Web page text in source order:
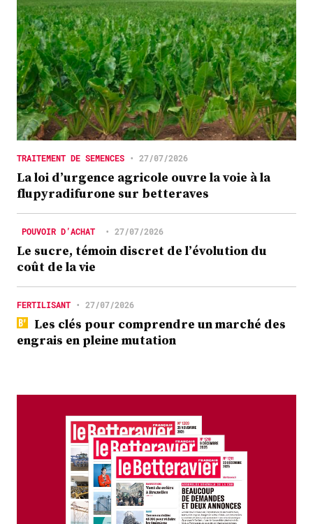
TRAITEMENT DE SEMENCES • 27/07/2026
La loi d’urgence agricole ouvre la voie à la
flupyradifurone sur betteraves
POUVOIR D’ACHAT • 27/07/2026
Le sucre, témoin discret de l’évolution du
coût de la vie
FERTILISANT • 27/07/2026
Les clés pour comprendre un marché des
engrais en pleine mutation